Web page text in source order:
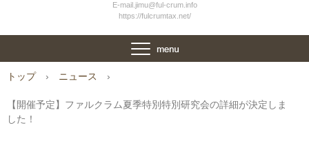
E-mail.jimu@ful-crum.info
https://fulcrumtax.net/
トップ › ニュース ›
【開催予定】ファルクラム夏季特別特別研究会の詳細が決定しま
した！